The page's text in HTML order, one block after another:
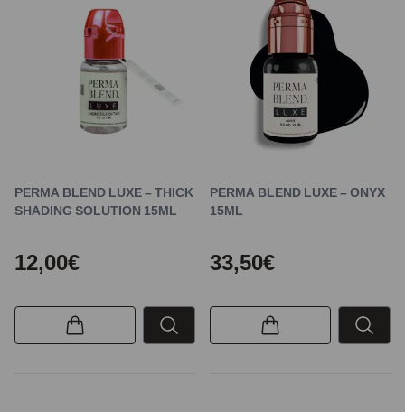
PERMA BLEND LUXE – THICK
SHADING SOLUTION 15ML
12,00€
PERMA BLEND LUXE – ONYX
15ML
33,50€